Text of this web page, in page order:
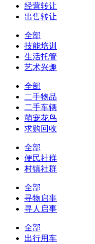
经营转让
出售转让
全部
技能培训
生活托管
艺术兴趣
全部
二手物品
二手车辆
萌宠花鸟
求购回收
全部
便民社群
村镇社群
全部
寻物启事
寻人启事
全部
出行用车